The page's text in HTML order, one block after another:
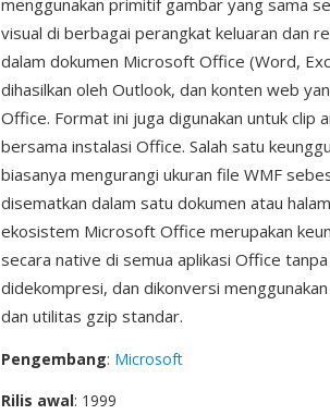
menggunakan primitif gambar yang sama
visual di berbagai perangkat keluaran dan
dalam dokumen Microsoft Office (Word,
dihasilkan oleh Outlook, dan konten web
Office. Format ini juga digunakan untuk
bersama instalasi Office. Salah satu
biasanya mengurangi ukuran file WMF
disematkan dalam satu dokumen atau
ekosistem Microsoft Office merupakan
secara native di semua aplikasi Office
didekompresi, dan dikonversi
dan utilitas gzip standar.
Pengembang: Microsoft
Rilis awal: 1999